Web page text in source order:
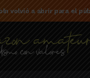
en el torneo Federal A